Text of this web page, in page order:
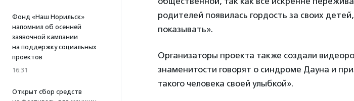
Фонд «Наш Норильск»
напомнил об осенней
заявочной кампании
на поддержку социальных
проектов
16:31
Открыт сбор средств
родителей появилась гордость за своих
показывать».
Организаторы проекта также создали
знаменитости говорят о синдроме Дауна и
такого человека своей улыбкой».